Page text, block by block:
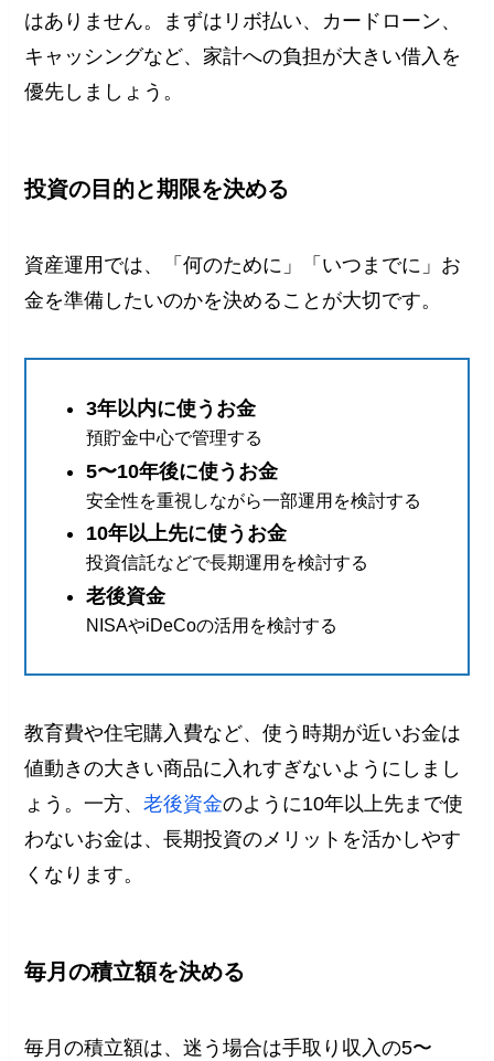
はありません。まずはリボ払い、カードローン、
キャッシングなど、家計への負担が大きい借入を
優先しましょう。
投資の目的と期限を決める
資産運用では、「何のために」「いつまでに」お
金を準備したいのかを決めることが大切です。
3年以内に使うお金
預貯金中心で管理する
5〜10年後に使うお金
安全性を重視しながら一部運用を検討する
10年以上先に使うお金
投資信託などで長期運用を検討する
老後資金
NISAやiDeCoの活用を検討する
教育費や住宅購入費など、使う時期が近いお金は
値動きの大きい商品に入れすぎないようにしまし
ょう。一方、老後資金のように10年以上先まで使
わないお金は、長期投資のメリットを活かしやす
くなります。
毎月の積立額を決める
毎月の積立額は、迷う場合は手取り収入の5〜